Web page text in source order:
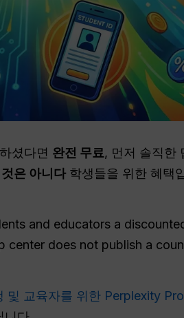
셨다면 완전 무료, 먼저 솔직한
은 아니다 학생들을 위한 혜택
and educators a
does not publish a
및 교육자를 위한 Perplexity